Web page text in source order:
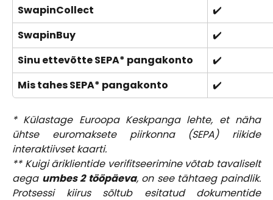
SwapinCollect
✔️
SwapinBuy
✔️
Sinu ettevõtte SEPA* pangakonto
✔️
Mis tahes SEPA* pangakonto
✔️
* Külastage Euroopa Keskpanga lehte, et näha
ühtse euromaksete piirkonna (SEPA) riikide
interaktiivset kaarti.
** Kuigi äriklientide verifitseerimine võtab tavaliselt
aega umbes 2 tööpäeva, on see tähtaeg paindlik.
Protsessi kiirus sõltub esitatud dokumentide